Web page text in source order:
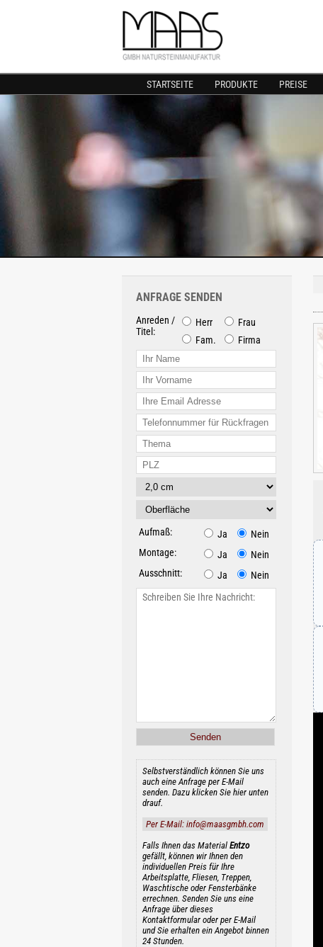
STARTSEITE PRODUKTE PREISE
ANFRAGE SENDEN
Anreden /
Titel:
Herr
Frau
Fam.
Firma
Aufmaß: Ja
Nein
Montage:
Ja
Nein
Ausschnitt:
Ja Nein
Selbstverständlich können Sie uns
auch eine Anfrage per E-Mail
senden. Dazu klicken Sie hier unten
drauf.
Per E-Mail: info@maasgmbh.com
Falls Ihnen das Material Entzo
gefällt, können wir Ihnen den
individuellen Preis für Ihre
Arbeitsplatte, Fliesen, Treppen,
Waschtische oder Fensterbänke
errechnen. Senden Sie uns eine
Anfrage über dieses
Kontaktformular oder per E-Mail
und Sie erhalten ein Angebot binnen
24 Stunden.